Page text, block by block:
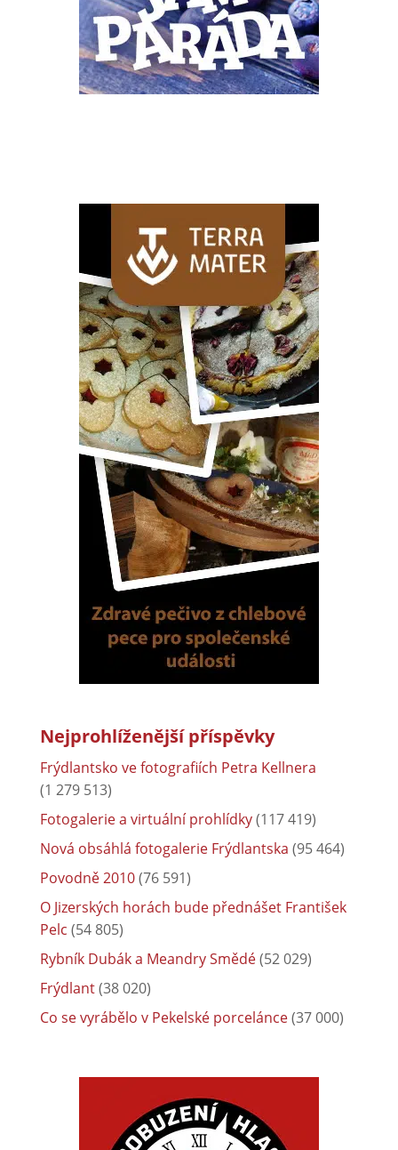
Nejprohlíženější příspěvky
Frýdlantsko ve fotografiích Petra Kellnera
(1 279 513)
Fotogalerie a virtuální prohlídky(117 419)
Nová obsáhlá fotogalerie Frýdlantska (95 464)
Povodně 2010(76 591)
O Jizerských horách bude přednášet František
Pelc (54 805)
Rybník Dubák a Meandry Smědé(52 029)
Frýdlant(38 020)
Co se vyrábělo v Pekelské porcelánce(37 000)